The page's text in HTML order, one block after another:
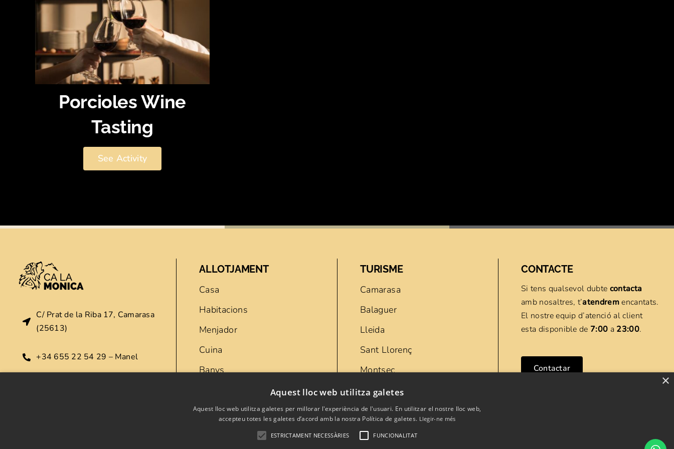
Porcioles Wine
Tasting
See Activity
C/ Prat de la Riba 17, Camarasa
(25613)
+34 655 22 54 29 – Manel
ALLOTJAMENT
Casa
Habitacions
Menjador
Cuina
Banys
TURISME
Camarasa
Balaguer
Lleida
Sant Llorenç
Montsec
Cova del Tabac
CONTACTE
Si tens qualsevol dubte contacta
amb nosaltres, t’atendremencantats.
El nostre equip d’atenció al client
esta disponible de 7:00 a 23:00.
Contactar
×
Aquest lloc web utilitza galetes
Aquest lloc web utilitza galetes per millorar l'experiència de l'usuari. En utilitzar el nostre lloc web,
accepteu totes les galetes d’acord amb la nostra Política de galetes. Llegir-ne més
ESTRICTAMENT NECESSÀRIES FUNCIONALITAT